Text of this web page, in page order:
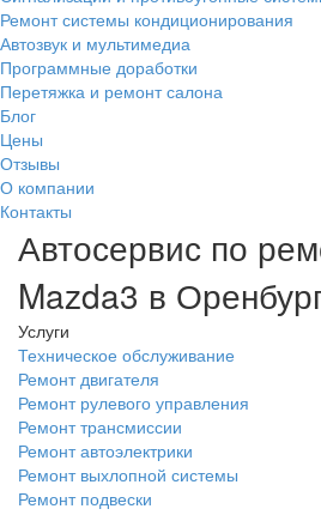
Ремонт системы кондиционирования
Автозвук и мультимедиа
Программные доработки
Перетяжка и ремонт салона
Блог
Цены
Отзывы
О компании
Контакты
Автосервис по
Mazda3 в
Услуги
Техническое обслуживание
Ремонт двигателя
Ремонт рулевого управления
Ремонт трансмиссии
Ремонт автоэлектрики
Ремонт выхлопной системы
Ремонт подвески